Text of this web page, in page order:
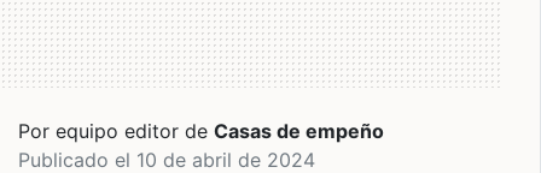
Por equipo editor de Casas de empeño
Publicado el 10 de abril de 2024